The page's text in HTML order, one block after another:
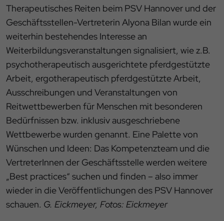
Therapeutisches Reiten beim PSV Hannover und der
Geschäftsstellen-Vertreterin Alyona Bilan wurde ein
weiterhin bestehendes Interesse an
Weiterbildungsveranstaltungen signalisiert, wie z.B.
psychotherapeutisch ausgerichtete pferdgestützte
Arbeit, ergotherapeutisch pferdgestützte Arbeit,
Ausschreibungen und Veranstaltungen von
Reitwettbewerben für Menschen mit besonderen
Bedürfnissen bzw. inklusiv ausgeschriebene
Wettbewerbe wurden genannt. Eine Palette von
Wünschen und Ideen: Das Kompetenzteam und die
VertreterInnen der Geschäftsstelle werden weitere
„Best practices“ suchen und finden – also immer
wieder in die Veröffentlichungen des PSV Hannover
schauen. G. Eickmeyer, Fotos: Eickmeyer